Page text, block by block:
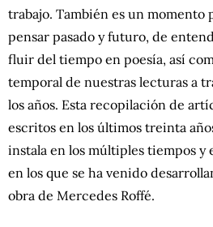
trabajo. También es un momento
pensar pasado y futuro, de
fluir del tiempo en poesía, así
temporal de nuestras lecturas a
los años. Esta recopilación de
escritos en los últimos treinta
instala en los múltiples tiempos y
en los que se ha venido
obra de Mercedes Roffé.